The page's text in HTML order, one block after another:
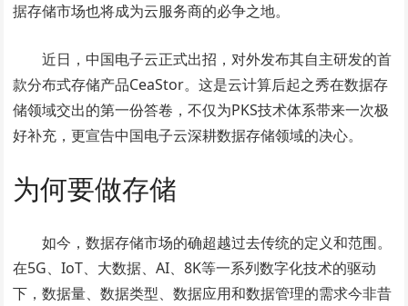
据存储市场也将成为云服务商的必争之地。
近日，中国电子云正式出招，对外发布其自主研发的首
款分布式存储产品CeaStor。这是云计算后起之秀在数据存
储领域交出的第一份答卷，不仅为PKS技术体系带来一次极
好补充，更宣告中国电子云深耕数据存储领域的决心。
为何要做存储
如今，数据存储市场的确超越过去传统的定义和范围。
在5G、IoT、大数据、AI、8K等一系列数字化技术的驱动
下，数据量、数据类型、数据应用和数据管理的需求今非昔